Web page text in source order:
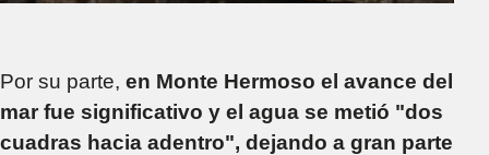
Por su parte, en Monte Hermoso el avance del
mar fue significativo y el agua se metió "dos
cuadras hacia adentro", dejando a gran parte